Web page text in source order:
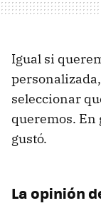
Igual si
seleccionar
queremos. En
gustó.
La opinión